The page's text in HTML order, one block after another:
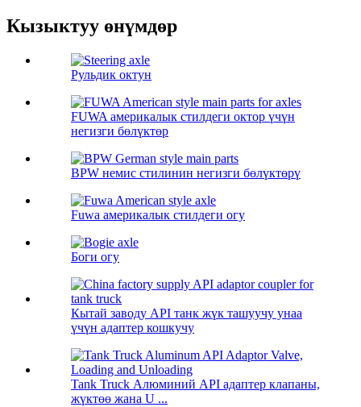
Кызыктуу өнүмдөр
Рульдик октун
FUWA америкалык стилдеги октор үчүн
негизги бөлүктөр
BPW немис стилинин негизги бөлүктөрү
Fuwa америкалык стилдеги огу
Боги огу
Кытай заводу API танк жүк ташуучу унаа
үчүн адаптер кошкучу
Tank Truck Алюминий API адаптер клапаны,
жүктөө жана U ...